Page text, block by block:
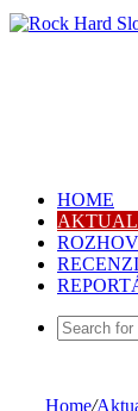
HOME
Home/